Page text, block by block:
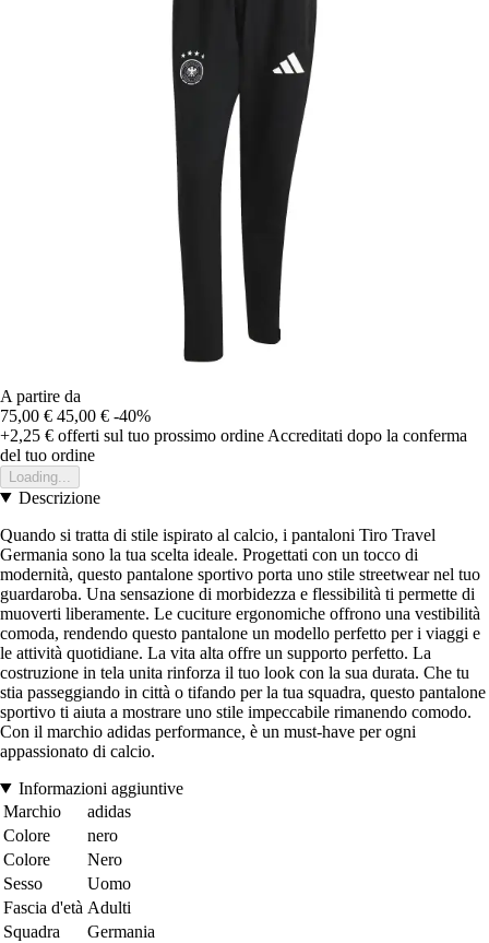
A partire da
75,00 € 45,00 € -40%
+2,25 € offerti sul tuo prossimo ordine Accreditati dopo la conferma
del tuo ordine
Loading...
Descrizione
Quando si tratta di stile ispirato al calcio, i pantaloni Tiro Travel
Germania sono la tua scelta ideale. Progettati con un tocco di
modernità, questo pantalone sportivo porta uno stile streetwear nel tuo
guardaroba. Una sensazione di morbidezza e flessibilità ti permette di
muoverti liberamente. Le cuciture ergonomiche offrono una vestibilità
comoda, rendendo questo pantalone un modello perfetto per i viaggi e
le attività quotidiane. La vita alta offre un supporto perfetto. La
costruzione in tela unita rinforza il tuo look con la sua durata. Che tu
stia passeggiando in città o tifando per la tua squadra, questo pantalone
sportivo ti aiuta a mostrare uno stile impeccabile rimanendo comodo.
Con il marchio adidas performance, è un must-have per ogni
appassionato di calcio.
Informazioni aggiuntive
Marchio
adidas
Colore
nero
Colore
Nero
Sesso
Uomo
Fascia d'età Adulti
Squadra
Germania